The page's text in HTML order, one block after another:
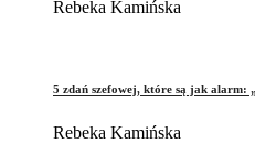
Rebeka Kamińska
5 zdań szefowej, które są jak alarm:
Rebeka Kamińska